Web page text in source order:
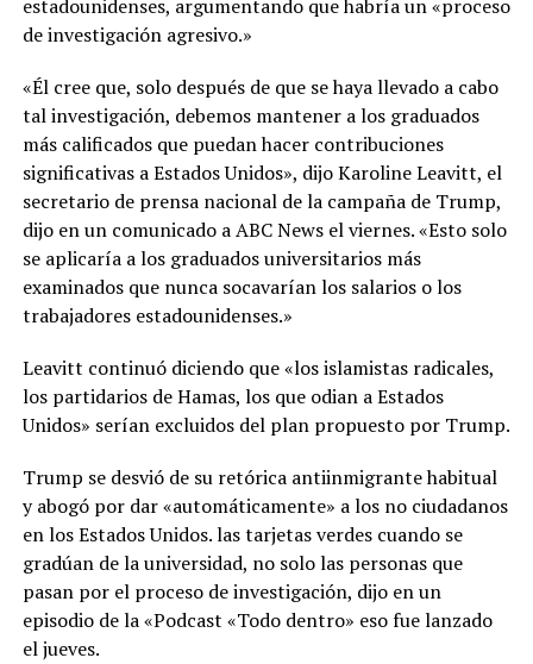
estadounidenses, argumentando que habría un «proceso
de investigación agresivo.»
«Él cree que, solo después de que se haya llevado a cabo
tal investigación, debemos mantener a los graduados
más calificados que puedan hacer contribuciones
significativas a Estados Unidos», dijo Karoline Leavitt, el
secretario de prensa nacional de la campaña de Trump,
dijo en un comunicado a ABC News el viernes. «Esto solo
se aplicaría a los graduados universitarios más
examinados que nunca socavarían los salarios o los
trabajadores estadounidenses.»
Leavitt continuó diciendo que «los islamistas radicales,
los partidarios de Hamas, los que odian a Estados
Unidos» serían excluidos del plan propuesto por Trump.
Trump se desvió de su retórica antiinmigrante habitual
y abogó por dar «automáticamente» a los no ciudadanos
en los Estados Unidos. las tarjetas verdes cuando se
gradúan de la universidad, no solo las personas que
pasan por el proceso de investigación, dijo en un
episodio de la «Podcast «Todo dentro» eso fue lanzado
el jueves.